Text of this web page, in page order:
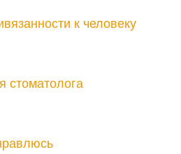
к человеку
стоматолога